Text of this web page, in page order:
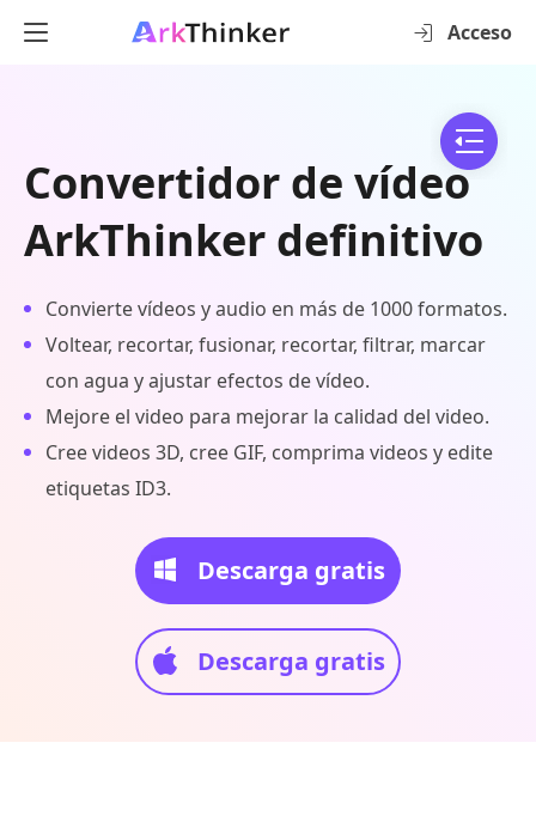
Acceso
Convertidor de vídeo
ArkThinker definitivo
Convierte vídeos y audio en más de 1000 formatos.
Voltear, recortar, fusionar, recortar, filtrar, marcar
con agua y ajustar efectos de vídeo.
Mejore el video para mejorar la calidad del video.
Cree videos 3D, cree GIF, comprima videos y edite
etiquetas ID3.
Descarga gratis
Descarga gratis